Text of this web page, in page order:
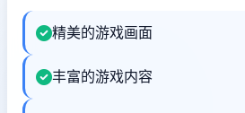
精美的游戏画面
丰富的游戏内容